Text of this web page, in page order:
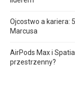
Ojcostwo a kariera:
Marcusa
AirPods Max i
przestrzenny?